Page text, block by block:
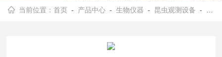
当前位置：首页 - 产品中心 -生物仪器 - 昆虫观测设备 - HX-6-300型六臂昆虫行为嗅觉测定仪